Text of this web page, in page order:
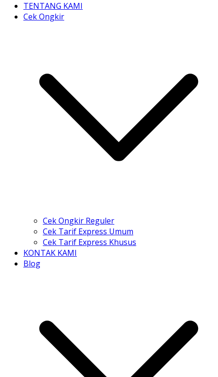
TENTANG KAMI
Cek Ongkir
Cek Ongkir Reguler
Cek Tarif Express Umum
Cek Tarif Express Khusus
KONTAK KAMI
Blog